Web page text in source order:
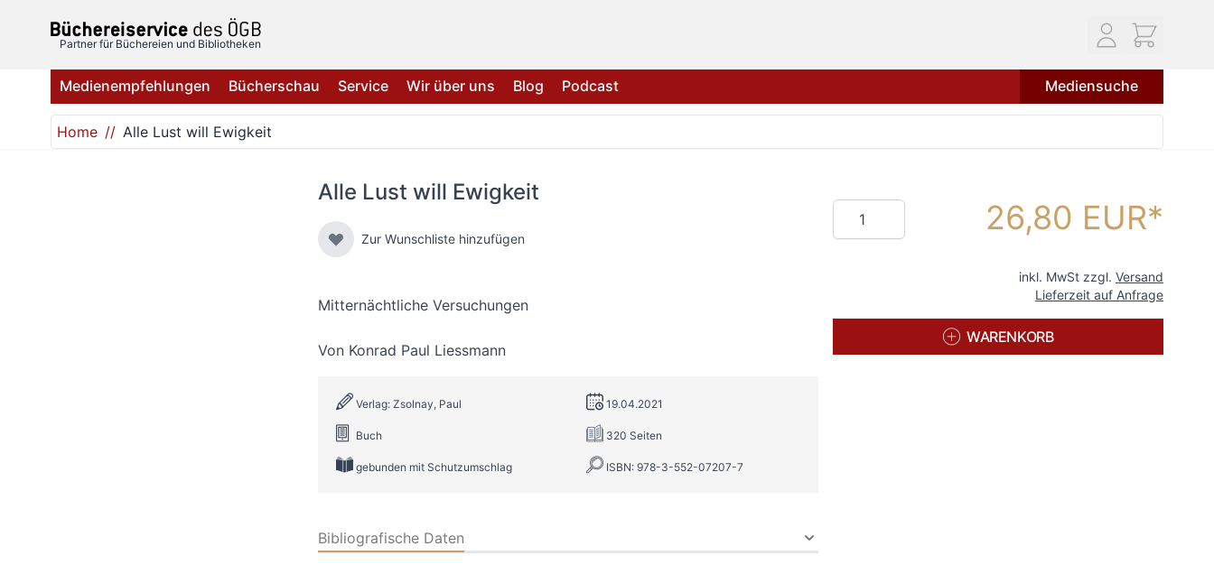
Partner für Büchereien und Bibliotheken
Medienempfehlungen Bücherschau Service Wir über uns Blog Podcast Mediensuche
Home Alle Lust will Ewigkeit
Alle Lust will Ewigkeit
Zur Wunschliste hinzufügen
Mitternächtliche Versuchungen
Von Konrad Paul Liessmann
Verlag: Zsolnay, Paul 19.04.2021
Buch 320 Seiten
gebunden mit Schutzumschlag ISBN: 978-3-552-07207-7
Bibliografische Daten
Menge 26,80 EUR
inkl. MwSt zzgl. Versand
Lieferzeit auf Anfrage
WARENKORB